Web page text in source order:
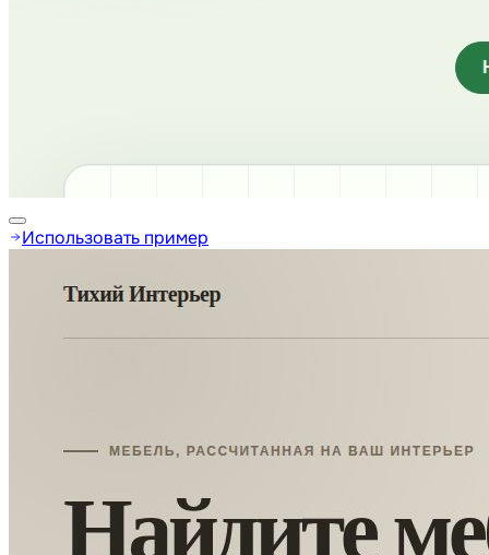
Использовать пример